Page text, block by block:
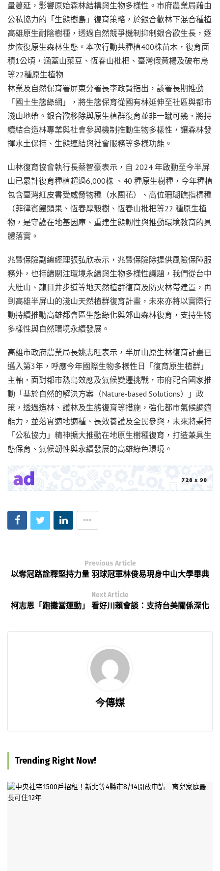
量蔓延，影響原始森林結構與生物多樣性。市府農業局藉由
公私協力的「生態樹島」復育策略，於銀合歡林下混合種植
高雄原生耐陰樹種，透過自然競爭機制抑制銀合歡生長，逐
步恢復原生森林生態。本次行動共種植400株苗木，復育面
積1公頃，涵蓋山菜豆、恆春山枇杷、臺灣假黃楊及破布烏
等22種原生植物
林業及自然保育署屏東分署長李政賢指出，該署長期推動
「國土生態綠網」，將生態保育從國有林延伸至社區與都市
淺山地帶。銀合歡移除與原生植群復育並非一蹴可幾，將持
續結合造林專業與社會參與機制推動生物多樣性，讓森林發
揮水土保持、生態連結與社會服務等多樣功能。
山林復育協會執行長蔡智豪表示，自 2024 年啟動至今半屏
山已累計復育種植超過6,000株 、40 種原生樹種，今年種植
包含臺灣紅皮書受威脅物種（水團花）、高位珊瑚礁指標種
（菲律賓饅頭果、恆春厚殼樹、恆春山枇杷等22 種原生植
物，是守護在地基因庫、重建生態韌性與推動環境教育的具
體落實。
兆豐保險副總經理張弘欣表示，兆豐保險除提供風險保障服
務外，也持續關注環境永續與生物多樣性議題，我們從台中
大肚山、龍目井步道等地天然植群復育及防火林帶建置，再
到高雄半屏山的淺山天然植群復育計畫，未來亦將以實際行
動持續推動高雄都會區生態綠化與郊山森林復育，支持生物
多樣性與自然環境永續發展。
高雄市政府農業局長姚志旺表示，半屏山原生林復育計畫已
邁入第3年，呼應今年國際生物多樣性日「復育原生植群」
主軸，面對都市熱島效應及氣候變遷挑戰，市府配合國家推
動「基於自然的解決方案（Nature-based Solutions）」政
策，透過造林、護林及生態復育等措施，強化都市氣候調適
能力，並落實適地適種、長效養護及全民參與，未來將秉持
「公私協力」精神擴大推動在地原生樹種復育，打造兼具生
態保育、氣候韌性與永續發展的高雄綠色環境。
Previous Article
以奪冠路詮釋堅持力量 羽球冠軍林俊易現身中山大學畢典
Next Article
柯志恩「跑攤當運動」 看好川賴會談：支持台美關係深化
今傳媒
Trending Right Now!